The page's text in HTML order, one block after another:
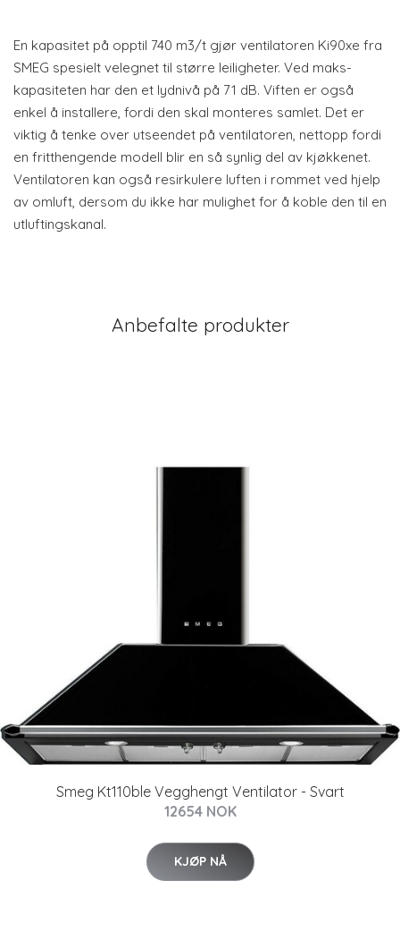
En kapasitet på opptil 740 m3/t gjør ventilatoren Ki90xe fra
SMEG spesielt velegnet til større leiligheter. Ved maks-
kapasiteten har den et lydnivå på 71 dB. Viften er også
enkel å installere, fordi den skal monteres samlet. Det er
viktig å tenke over utseendet på ventilatoren, nettopp fordi
en fritthengende modell blir en så synlig del av kjøkkenet.
Ventilatoren kan også resirkulere luften i rommet ved hjelp
av omluft, dersom du ikke har mulighet for å koble den til en
utluftingskanal.
Anbefalte produkter
Smeg Kt110ble Vegghengt Ventilator - Svart
12654 NOK
KJØP NÅ